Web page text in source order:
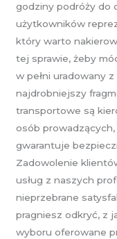
godziny podróży do
użytkowników
który warto
tej sprawie, żeby
w pełni uradowany
najdrobniejszy
transportowe są
osób prowadzących,
gwarantuje
Zadowolenie
usług z naszych
nieprzebrane
pragniesz odkryć, z
wyboru oferowane